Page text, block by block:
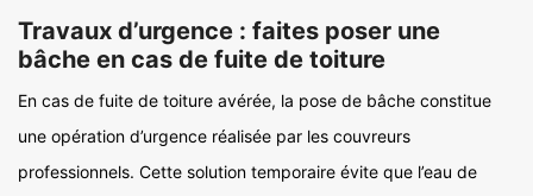
Travaux d’urgence : faites poser une
bâche en cas de fuite de toiture
En cas de fuite de toiture avérée, la pose de bâche constitue
une opération d’urgence réalisée par les couvreurs
professionnels. Cette solution temporaire évite que l’eau de